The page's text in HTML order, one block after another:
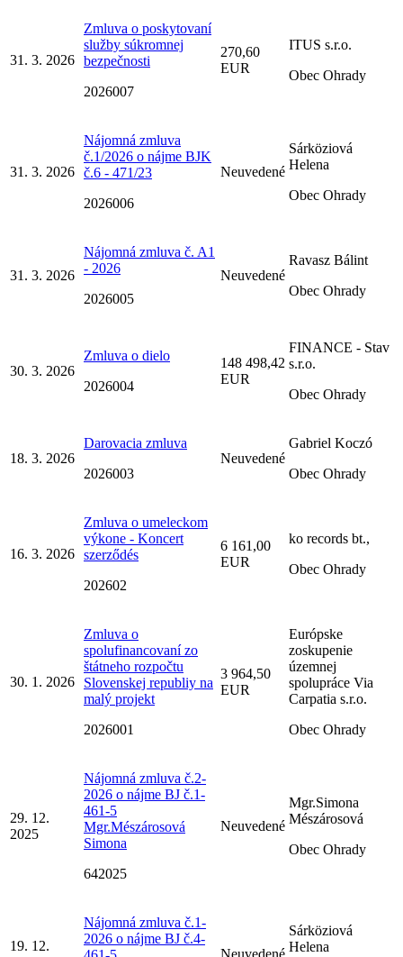
31. 3. 2026
Zmluva o poskytovaní
služby súkromnej
bezpečnosti
2026007
270,60
EUR
ITUS s.r.o.
Obec Ohrady
31. 3. 2026
Nájomná zmluva
č.1/2026 o nájme BJK
č.6 - 471/23
2026006
Neuvedené
Sárköziová
Helena
Obec Ohrady
31. 3. 2026
Nájomná zmluva č. A1
- 2026
2026005
Neuvedené
Ravasz Bálint
Obec Ohrady
30. 3. 2026
Zmluva o dielo
2026004
148 498,42
EUR
FINANCE - Stav
s.r.o.
Obec Ohrady
18. 3. 2026
Darovacia zmluva
2026003
Neuvedené
Gabriel Koczó
Obec Ohrady
16. 3. 2026
Zmluva o umeleckom
výkone - Koncert
szerződés
202602
6 161,00
EUR
ko records bt.,
Obec Ohrady
30. 1. 2026
Zmluva o
spolufinancovaní zo
štátneho rozpočtu
Slovenskej republiy na
malý projekt
2026001
3 964,50
EUR
Európske
zoskupenie
územnej
spolupráce Via
Carpatia s.r.o.
Obec Ohrady
29. 12.
2025
Nájomná zmluva č.2-
2026 o nájme BJ č.1-
461-5
Mgr.Mészárosová
Simona
642025
Neuvedené
Mgr.Simona
Mészárosová
Obec Ohrady
19. 12.
Nájomná zmluva č.1-
2026 o nájme BJ č.4-
Neuvedené
Sárköziová
Helena